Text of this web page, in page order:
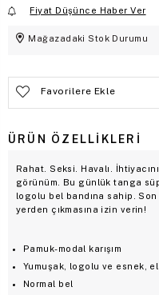
Fiyat Düşünce Haber Ver
Mağazadaki Stok Durumu
Favorilere Ekle
ÜRÜN ÖZELLIKLERI
Rahat. Seksi. Havalı.
görünüm. Bu günlük tanga
logolu bel bandına sahip. Son
yerden çıkmasına izin verin!
Pamuk-modal karışım
Yumuşak, logolu ve esnek,
Normal bel